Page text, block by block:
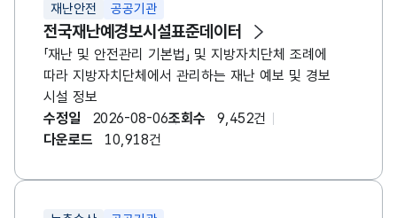
재난안전 공공기관
전국재난예경보시설표준데이터
「재난 및 안전관리 기본법」 및 지방자치단체 조례에
따라 지방자치단체에서 관리하는 재난 예보 및 경보
시설 정보
수정일
2026-08-06조회수
9,452건
다운로드
10,918건